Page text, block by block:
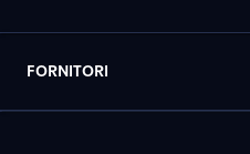
FORNITORI